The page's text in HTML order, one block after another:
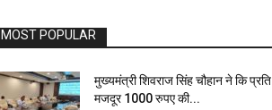
MOST POPULAR
मुख्यमंत्री शिवराज सिंह चौहान ने कि प्रति
मजदूर 1000 रुपए की...